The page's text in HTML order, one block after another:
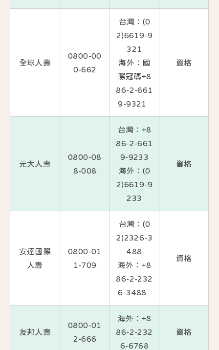
全球人壽
0800-00
0-662
台灣：(0
2)6619-9
321
海外：國
際冠碼+8
86-2-661
9-9321
資格
元大人壽
0800-08
8-008
台灣：+8
86-2-661
9-9233
海外：(0
2)6619-9
233
資格
安達國際
人壽
0800-01
1-709
台灣：(0
2)2326-3
488
海外：+8
86-2-232
6-3488
資格
友邦人壽
0800-01
2-666
海外：+8
86-2-232
6-6768
資格